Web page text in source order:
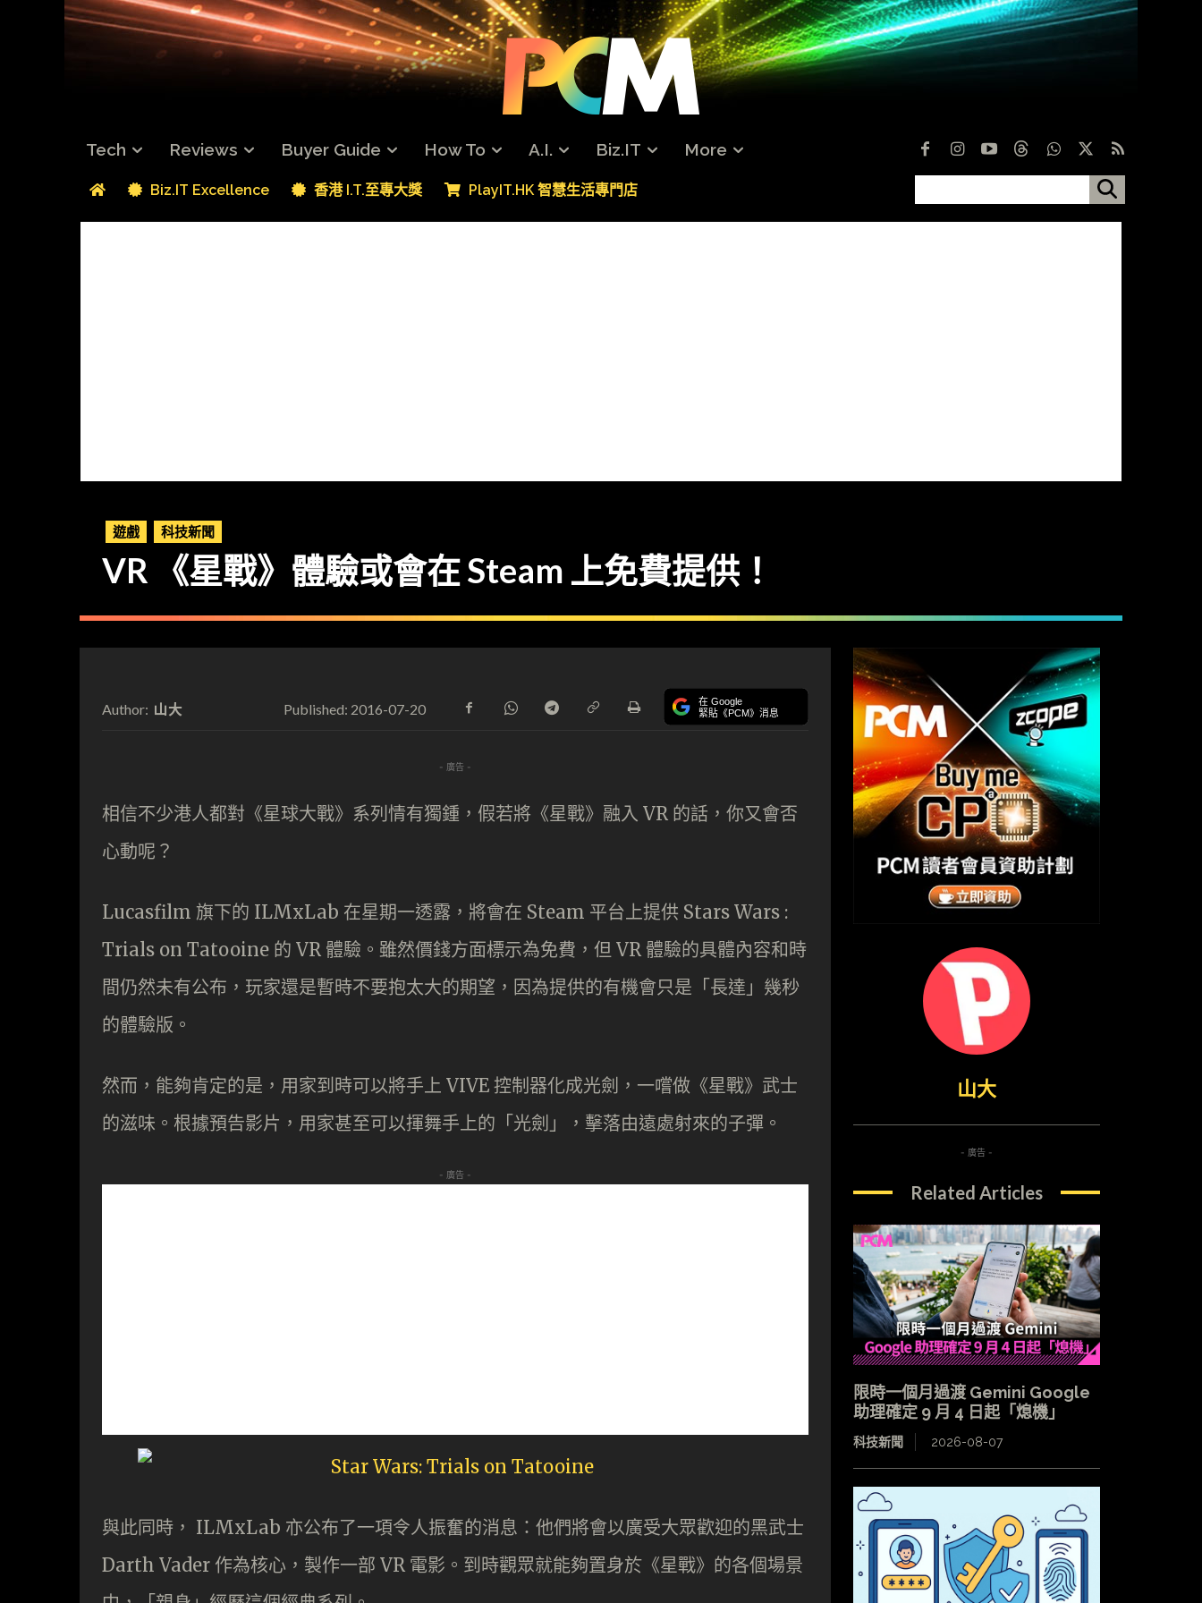
Tech Reviews Buyer Guide How To A.I. Biz.IT More
Biz.IT Excellence 香港 I.T.至專大獎 PlayIT.HK 智慧生活專門店
遊戲 科技新聞
VR 《星戰》體驗或會在 Steam 上免費提供！
Author: 山大 Published: 2016-07-20 在 Google
緊貼《PCM》消息
- 廣告 -
相信不少港人都對《星球大戰》系列情有獨鍾，假若將《星戰》融入 VR 的話，你又會否
心動呢？
Lucasfilm 旗下的 ILMxLab 在星期一透露，將會在 Steam 平台上提供 Stars Wars :
Trials on Tatooine 的 VR 體驗。雖然價錢方面標示為免費，但 VR 體驗的具體內容和時
間仍然未有公布，玩家還是暫時不要抱太大的期望，因為提供的有機會只是「長達」幾秒
的體驗版。
然而，能夠肯定的是，用家到時可以將手上 VIVE 控制器化成光劍，一嚐做《星戰》武士
的滋味。根據預告影片，用家甚至可以揮舞手上的「光劍」，擊落由遠處射來的子彈。
- 廣告 -
與此同時， ILMxLab 亦公布了一項令人振奮的消息：他們將會以廣受大眾歡迎的黑武士
Darth Vader 作為核心，製作一部 VR 電影。到時觀眾就能夠置身於《星戰》的各個場景
山大
- 廣告 -
Related Articles
限時一個月過渡 Gemini Google
助理確定 9 月 4 日起「熄機」
科技新聞 2026-08-07